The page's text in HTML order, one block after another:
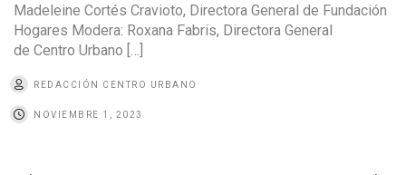
Madeleine Cortés Cravioto, Directora General de Fundación
Hogares Modera: Roxana Fabris, Directora General
de Centro Urbano […]
REDACCIÓN CENTRO URBANO
NOVIEMBRE 1, 2023